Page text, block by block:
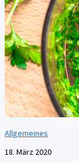
Allgemeines
18. März 2020